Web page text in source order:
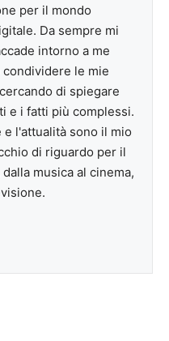
per il mondo
Da sempre mi
intorno a me
le mie
di spiegare
e i fatti più complessi.
l'attualità sono il mio
di riguardo per il
musica al cinema,